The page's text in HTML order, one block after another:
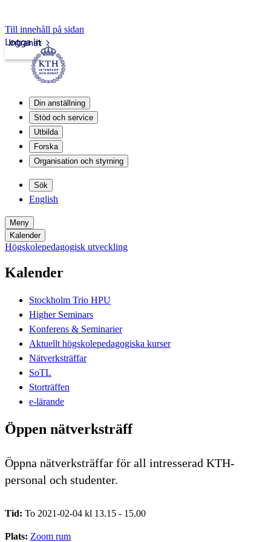
Till innehåll på sidan
Intranät
Logga in
Din anställning
Stöd och service
Utbilda
Forska
Organisation och styrning
Sök
English
Meny
Kalender
Högskolepedagogisk utveckling
Kalender
Stockholm Trio HPU
Higher Seminars
Konferens & Seminarier
Aktuellt högskolepedagogiska kurser
Nätverksträffar
SoTL
Storträffen
e-lärande
Öppen nätverksträff
Öppna nätverksträffar för all intresserad KTH-
personal och studenter.
Tid: To 2021-02-04 kl 13.15 - 15.00
Plats: Zoom rum